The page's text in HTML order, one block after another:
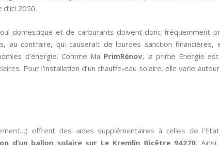
2050.
domestique et de carburants doivent donc fréquemment
au contraire, qui causerait de lourdes sanction
d’énergie. Comme Ma PrimRénov, la prime Energie
Pour l’installation d’un chauffe-eau solaire, elle varie autour
offrent des aides supplémentaires à celles de
d’un ballon solaire sur Le Kremlin Bicêtre 94270.